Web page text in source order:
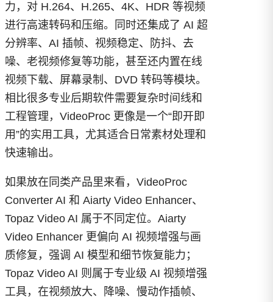
力，对 H.264、H.265、4K、HDR 等视频
进行高速转码和压缩。同时还集成了 AI 超
分辨率、AI 插帧、视频稳定、防抖、去
噪、老视频修复等功能，甚至还内置在线
视频下载、屏幕录制、DVD 转码等模块。
相比很多专业后期软件需要复杂时间线和
工程管理，VideoProc 更像是一个“即开即
用”的实用工具，尤其适合日常素材处理和
快速输出。
如果放在同类产品里来看，VideoProc
Converter AI 和 Aiarty Video Enhancer、
Topaz Video AI 属于不同定位。Aiarty
Video Enhancer 更偏向 AI 视频增强与画
质修复，强调 AI 模型和细节恢复能力；
Topaz Video AI 则属于专业级 AI 视频增强
工具，在视频放大、降噪、慢动作插帧、